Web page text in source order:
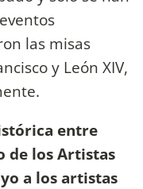
las misas
y León XIV,
entre
de los Artistas
a los artistas